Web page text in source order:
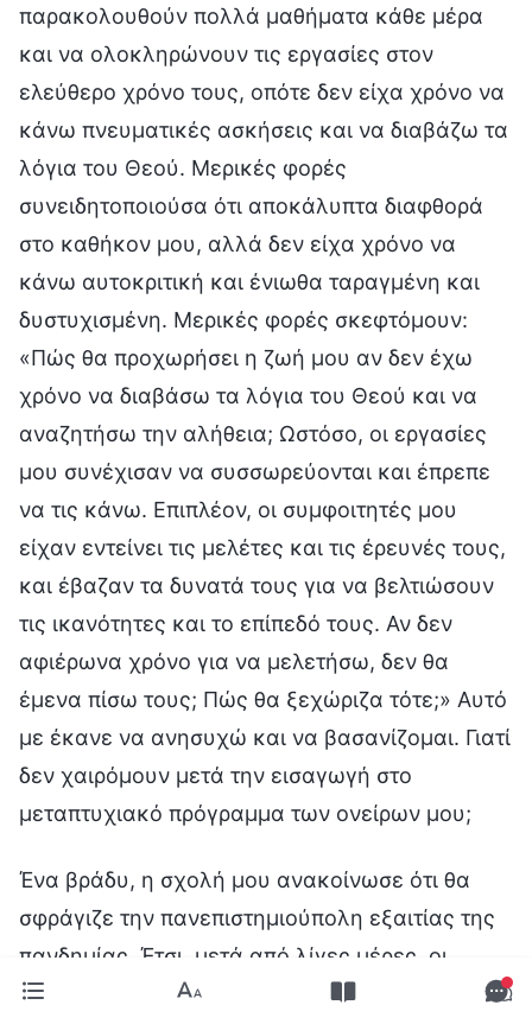
παρακολουθούν πολλά μαθήματα κάθε μέρα
και να ολοκληρώνουν τις εργασίες στον
ελεύθερο χρόνο τους, οπότε δεν είχα χρόνο να
κάνω πνευματικές ασκήσεις και να διαβάζω τα
λόγια του Θεού. Μερικές φορές
συνειδητοποιούσα ότι αποκάλυπτα διαφθορά
στο καθήκον μου, αλλά δεν είχα χρόνο να
κάνω αυτοκριτική και ένιωθα ταραγμένη και
δυστυχισμένη. Μερικές φορές σκεφτόμουν:
«Πώς θα προχωρήσει η ζωή μου αν δεν έχω
χρόνο να διαβάσω τα λόγια του Θεού και να
αναζητήσω την αλήθεια; Ωστόσο, οι εργασίες
μου συνέχισαν να συσσωρεύονται και έπρεπε
να τις κάνω. Επιπλέον, οι συμφοιτητές μου
είχαν εντείνει τις μελέτες και τις έρευνές τους,
και έβαζαν τα δυνατά τους για να βελτιώσουν
τις ικανότητες και το επίπεδό τους. Αν δεν
αφιέρωνα χρόνο για να μελετήσω, δεν θα
έμενα πίσω τους; Πώς θα ξεχώριζα τότε;» Αυτό
με έκανε να ανησυχώ και να βασανίζομαι. Γιατί
δεν χαιρόμουν μετά την εισαγωγή στο
μεταπτυχιακό πρόγραμμα των ονείρων μου;
Ένα βράδυ, η σχολή μου ανακοίνωσε ότι θα
σφράγιζε την πανεπιστημιούπολη εξαιτίας της
πανδημίας. Έτσι, μετά από λίγες μέρες, οι
φοιτητές που έμπαιναν στην